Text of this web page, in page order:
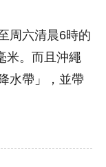
周六清晨6時的
米。而且沖繩
水帶」，並帶